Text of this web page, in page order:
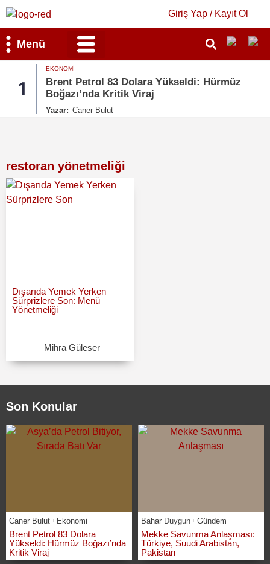
Giriş Yap / Kayıt Ol
Menü
EKONOMI
Brent Petrol 83 Dolara Yükseldi: Hürmüz
Boğazı’nda Kritik Viraj
Caner Bulut
restoran yönetmeliği
Dışarıda Yemek Yerken
Sürprizlere Son: Menü
Yönetmeliği
Mihra Güleser
Son Konular
Caner Bulut Ekonomi
Brent Petrol 83 Dolara
Yükseldi: Hürmüz Boğazı’nda
Kritik Viraj
Bahar Duygun Gündem
Mekke Savunma Anlaşması:
Türkiye, Suudi Arabistan,
Pakistan